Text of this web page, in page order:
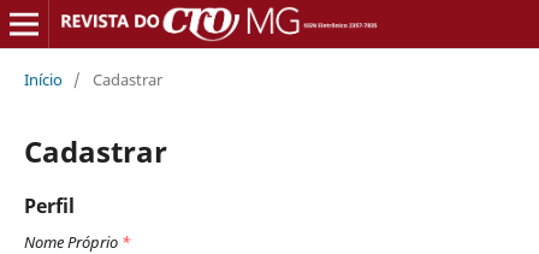
Início / Cadastrar
Cadastrar
Perfil
Nome Próprio *